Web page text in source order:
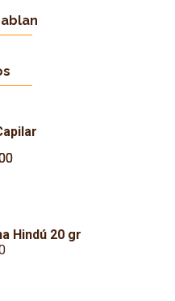
Hindú 20 gr